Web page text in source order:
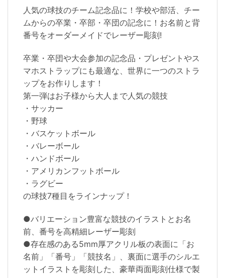
人気の球技のチーム記念品に！学校や部活、チー
ムからの卒業・卒部・卒団の記念に！お名前と背
番号をオーダーメイドでレーザー彫刻!
卒業・卒団や大会参加の記念品・プレゼントやス
マホストラップにも最適な、世界に一つのストラ
ップをお作りします！
第一弾はお子様から大人まで人気の競技
・サッカー
・野球
・バスケットボール
・バレーボール
・ハンドボール
・アメリカンフットボール
・ラグビー
の球技7種目をラインナップ！
●バリエーション豊富な競技のイラストとお名
前、番号を高精細レーザー彫刻
●存在感のある5mm厚アクリル板の表面に「お
名前」「番号」「競技名」、裏面に選手のシルエ
ットイラストを彫刻した、豪華両面彫刻仕様で製